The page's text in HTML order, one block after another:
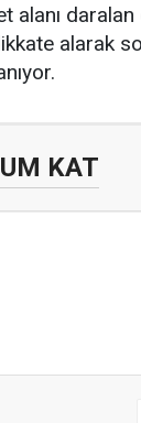
alanı
alarak
KAT